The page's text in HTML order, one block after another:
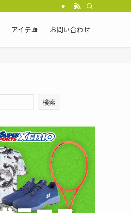
アイテム お問い合わせ
検索